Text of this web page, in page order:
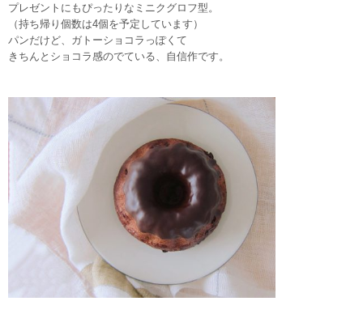
プレゼントにもぴったりなミニクグロフ型。
（持ち帰り個数は4個を予定しています）
パンだけど、ガトーショコラっぽくて
きちんとショコラ感のでている、自信作です。